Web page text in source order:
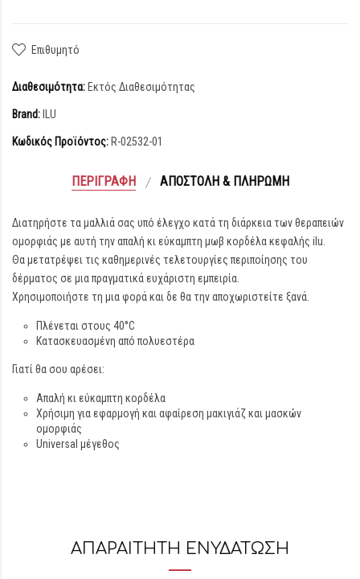
Επιθυμητό
Διαθεσιμότητα: Εκτός Διαθεσιμότητας
Brand: ILU
Κωδικός Προϊόντος: R-02532-01
ΠΕΡΙΓΡΑΦΉ ΑΠΟΣΤΟΛΉ & ΠΛΗΡΩΜΉ
Διατηρήστε τα μαλλιά σας υπό έλεγχο κατά τη διάρκεια των θεραπειών
ομορφιάς με αυτή την απαλή κι εύκαμπτη μωβ κορδέλα κεφαλής ilu.
Θα μετατρέψει τις καθημερινές τελετουργίες περιποίησης του
δέρματος σε μια πραγματικά ευχάριστη εμπειρία.
Χρησιμοποιήστε τη μια φορά και δε θα την αποχωριστείτε ξανά.
Πλένεται στους 40°C
Κατασκευασμένη από πολυεστέρα
Γιατί θα σου αρέσει:
Απαλή κι εύκαμπτη κορδέλα
Χρήσιμη για εφαρμογή και αφαίρεση μακιγιάζ και μασκών
ομορφιάς
Universal μέγεθος
ΑΠΑΡΑΙΤΗΤΗ ΕΝΥΔΑΤΩΣΗ